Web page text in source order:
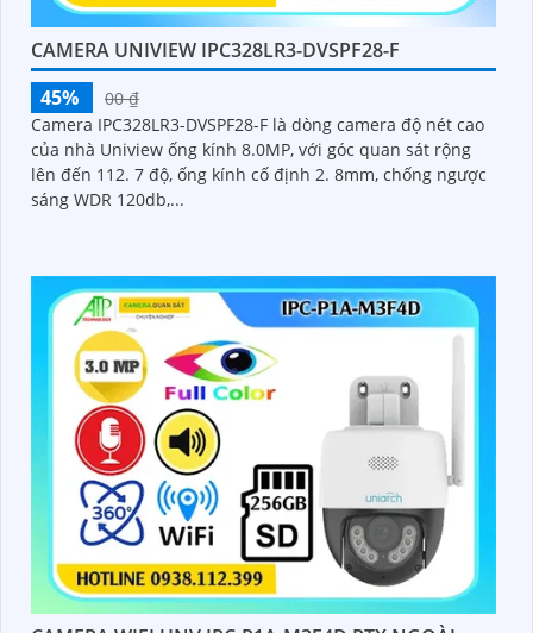
CAMERA UNIVIEW IPC328LR3-DVSPF28-F
45%
00 ₫
Camera IPC328LR3-DVSPF28-F là dòng camera độ nét cao
của nhà Uniview ống kính 8.0MP, với góc quan sát rộng
lên đến 112. 7 độ, ống kính cố định 2. 8mm, chống ngược
sáng WDR 120db,...